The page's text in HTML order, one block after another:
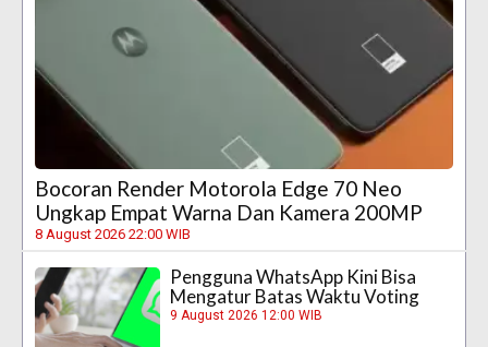
Bocoran Render Motorola Edge 70 Neo
Ungkap Empat Warna Dan Kamera 200MP
8 August 2026 22:00 WIB
Pengguna WhatsApp Kini Bisa
Mengatur Batas Waktu Voting
9 August 2026 12:00 WIB